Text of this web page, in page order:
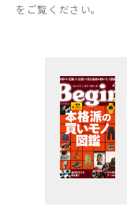
をご覧ください。